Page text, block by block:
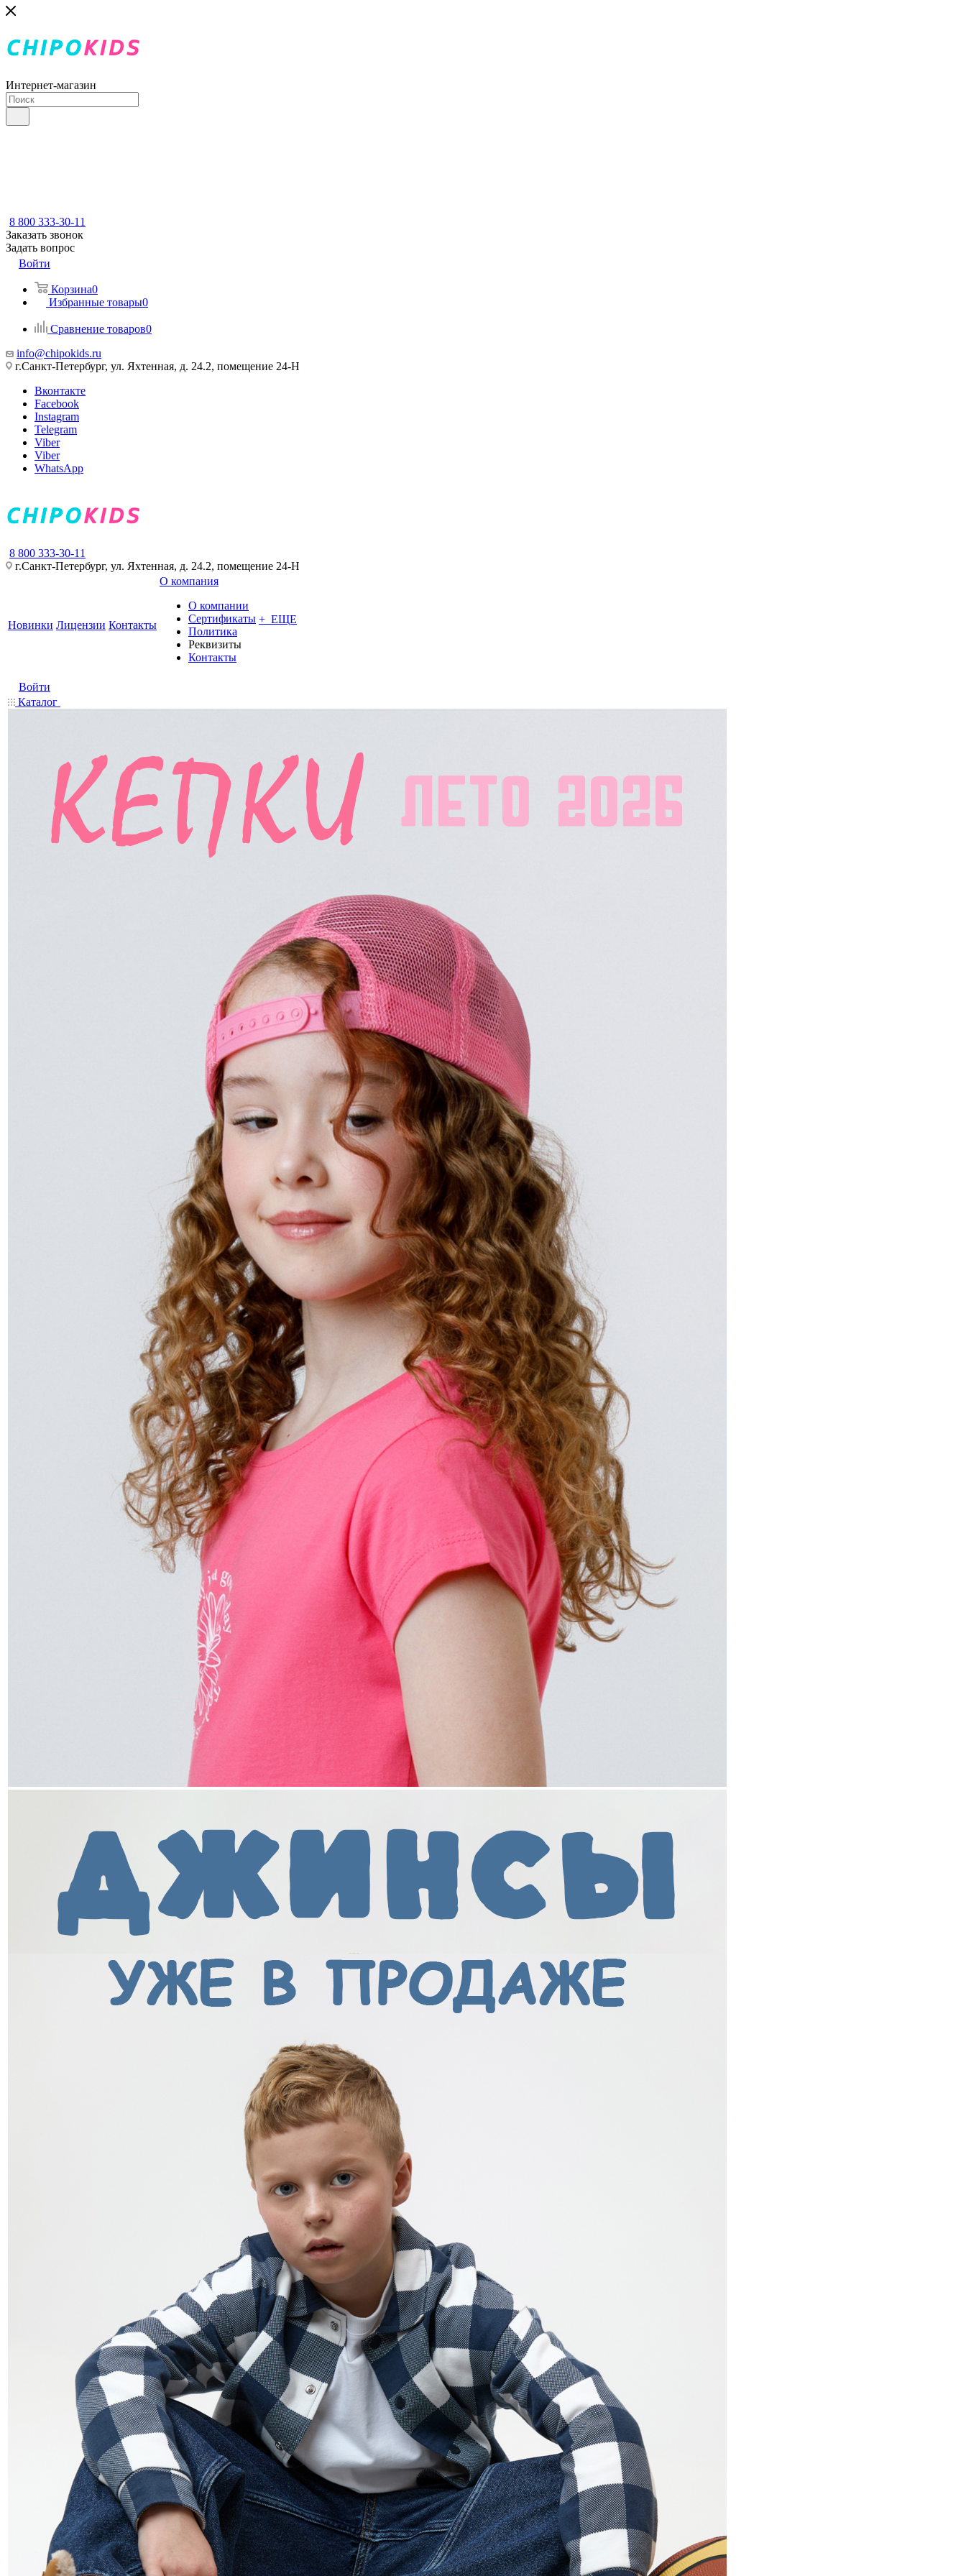
Интернет-магазин
8 800 333-30-11
Заказать звонок
Задать вопрос
Войти
Корзина0
Избранные товары0
Сравнение товаров0
info@chipokids.ru
г.Санкт-Петербург, ул. Яхтенная, д. 24.2, помещение 24-Н
Вконтакте
Facebook
Instagram
Telegram
Viber
Viber
WhatsApp
8 800 333-30-11
г.Санкт-Петербург, ул. Яхтенная, д. 24.2, помещение 24-Н
Новинки Лицензии Контакты
О компания
О компании
Сертификаты
Политика
Реквизиты
Контакты
+ ЕЩЕ
Войти
Каталог